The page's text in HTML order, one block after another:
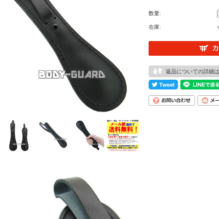
数量:
在庫:
返品についての詳細